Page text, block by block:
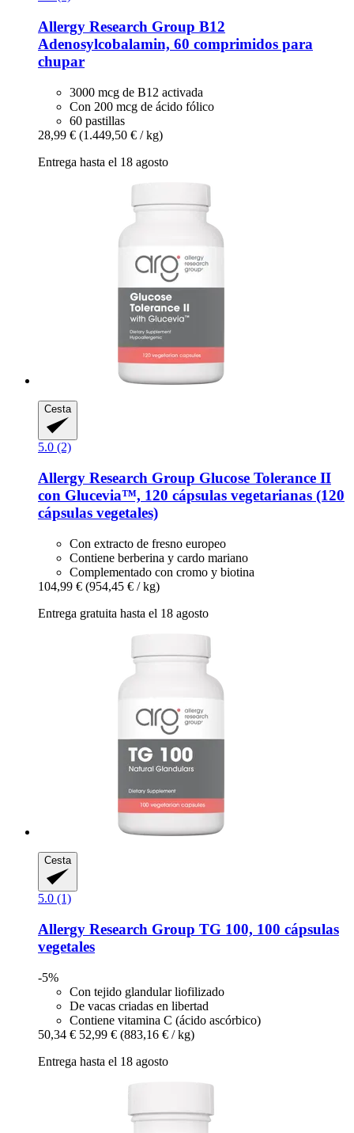
Allergy Research Group B12
Adenosylcobalamin, 60 comprimidos para
chupar
3000 mcg de B12 activada
Con 200 mcg de ácido fólico
60 pastillas
28,99 € (1.449,50 € / kg)
Entrega hasta el 18 agosto
Cesta
5.0 (2)
Allergy Research Group Glucose Tolerance II
con Glucevia™, 120 cápsulas vegetarianas (120
cápsulas vegetales)
Con extracto de fresno europeo
Contiene berberina y cardo mariano
Complementado con cromo y biotina
104,99 € (954,45 € / kg)
Entrega gratuita hasta el 18 agosto
Cesta
5.0 (1)
Allergy Research Group TG 100, 100 cápsulas
vegetales
-5%
Con tejido glandular liofilizado
De vacas criadas en libertad
Contiene vitamina C (ácido ascórbico)
50,34 € 52,99 € (883,16 € / kg)
Entrega hasta el 18 agosto